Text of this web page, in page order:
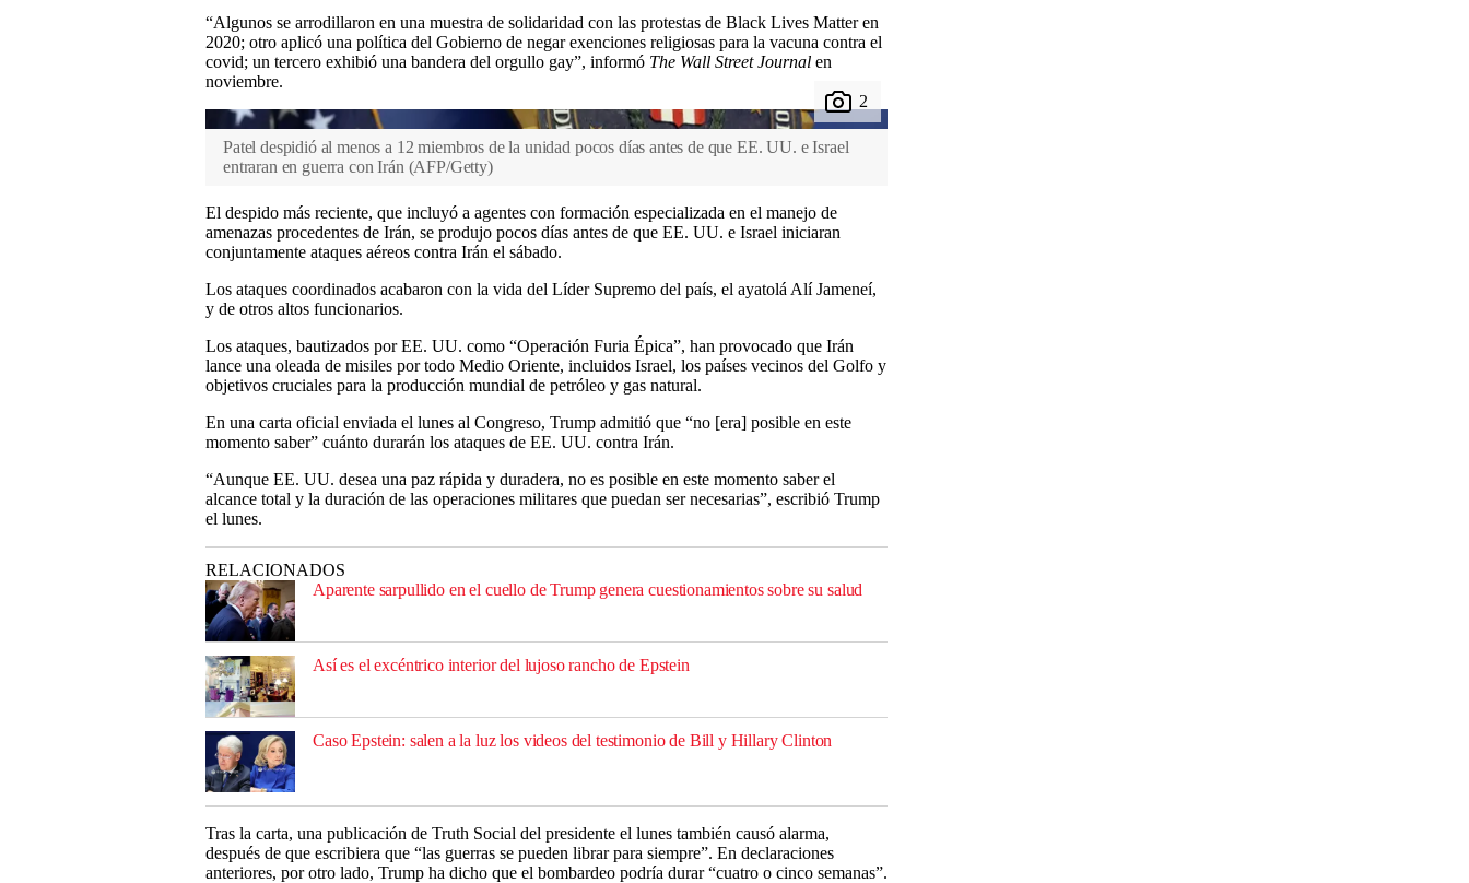
“Algunos se arrodillaron en una muestra de solidaridad con las protestas de Black Lives Matter en
2020; otro aplicó una política del Gobierno de negar exenciones religiosas para la vacuna contra el
covid; un tercero exhibió una bandera del orgullo gay”, informó The Wall Street Journal en
noviembre.
Patel despidió al menos a 12 miembros de la unidad pocos días antes de que EE. UU. e Israel
entraran en guerra con Irán (AFP/Getty)
El despido más reciente, que incluyó a agentes con formación especializada en el manejo de
amenazas procedentes de Irán, se produjo pocos días antes de que EE. UU. e Israel iniciaran
conjuntamente ataques aéreos contra Irán el sábado.
Los ataques coordinados acabaron con la vida del Líder Supremo del país, el ayatolá Alí Jameneí,
y de otros altos funcionarios.
Los ataques, bautizados por EE. UU. como “Operación Furia Épica”, han provocado que Irán
lance una oleada de misiles por todo Medio Oriente, incluidos Israel, los países vecinos del Golfo y
objetivos cruciales para la producción mundial de petróleo y gas natural.
En una carta oficial enviada el lunes al Congreso, Trump admitió que “no [era] posible en este
momento saber” cuánto durarán los ataques de EE. UU. contra Irán.
“Aunque EE. UU. desea una paz rápida y duradera, no es posible en este momento saber el
alcance total y la duración de las operaciones militares que puedan ser necesarias”, escribió Trump
el lunes.
RELACIONADOS
Aparente sarpullido en el cuello de Trump genera cuestionamientos sobre su salud
Así es el excéntrico interior del lujoso rancho de Epstein
Caso Epstein: salen a la luz los videos del testimonio de Bill y Hillary Clinton
Tras la carta, una publicación de Truth Social del presidente el lunes también causó alarma,
después de que escribiera que “las guerras se pueden librar para siempre”. En declaraciones
anteriores, por otro lado, Trump ha dicho que el bombardeo podría durar “cuatro o cinco semanas”.